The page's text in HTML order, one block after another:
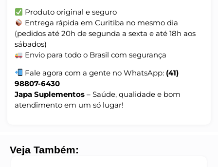
Produto original e seguro
Entrega rápida em Curitiba no mesmo dia
(pedidos até 20h de segunda a sexta e até 18h aos
sábados)
Envio para todo o Brasil com segurança
Fale agora com a gente no WhatsApp: (41)
98807-6430
Japa Suplementos – Saúde, qualidade e bom
atendimento em um só lugar!
Veja Também: